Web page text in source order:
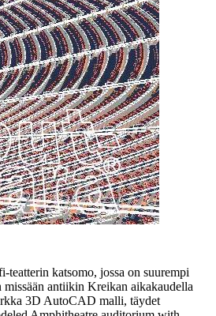
teatterin katsomo, jossa on suurempi
missään antiikin Kreikan aikakaudella
3D AutoCAD malli, täydet